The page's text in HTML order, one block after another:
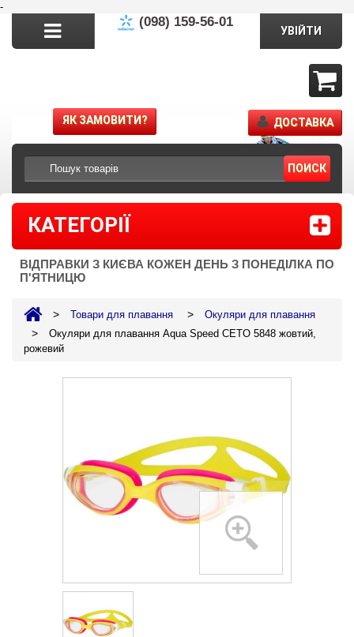
-
(098) 159-56-01
ПОИСК
УВІЙТИ
ЯК ЗАМОВИТИ? ДОСТАВКА
КАТЕГОРІЇ
ВІДПРАВКИ З КИЄВА КОЖЕН ДЕНЬ З ПОНЕДІЛКА ПО
П'ЯТНИЦЮ
> Товари для плавання > Окуляри для плавання
>
Окуляри для плавання Aqua Speed CETO 5848 жовтий,
рожевий